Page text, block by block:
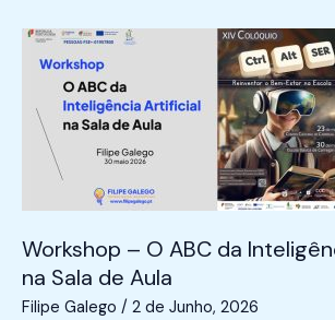
Workshop – O ABC da
na Sala de Aula
Filipe Galego / 2 de Junho, 2026